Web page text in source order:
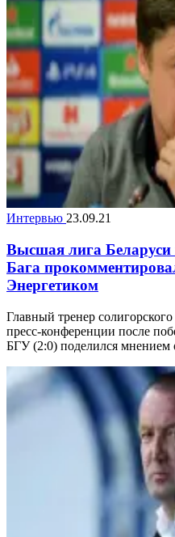
Интервью 23.09.21
Высшая лига Беларуси
Бага
Энергетиком
Главный тренер
пресс-конференции после
БГУ (2:0) поделился мнением